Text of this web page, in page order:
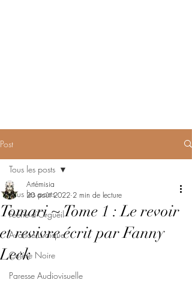
Post
Tous les posts
Féerie d'Orgueil
Avarice Ludique
Colère Noire
Paresse Audiovisuelle
Tous les posts
Tomari ~ Tome 1 : Le revoir
et revivre écrit par Fanny
Leck
Artémisia
20 août 2022 2 min de lecture